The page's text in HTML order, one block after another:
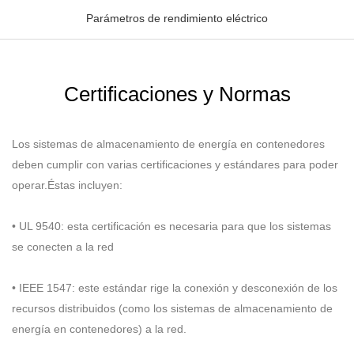
Parámetros de rendimiento eléctrico
Certificaciones y Normas
Los sistemas de almacenamiento de energía en contenedores
deben cumplir con varias certificaciones y estándares para poder
operar.Éstas incluyen:
• UL 9540: esta certificación es necesaria para que los sistemas
se conecten a la red
• IEEE 1547: este estándar rige la conexión y desconexión de los
recursos distribuidos (como los sistemas de almacenamiento de
energía en contenedores) a la red.